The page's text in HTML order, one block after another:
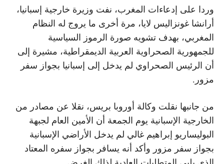
وردا على إدعاءات المغرب، نفت وزيرة خارجية إسبانيا،
أرانشا غونزاليس لايا، مرة أخرى ما يروج له النظام
المغربي، بهدف تشويه صورة الرموز السياسية
للجمهورية الصحراوية العربية الديمقراطية، مشيرة إلى
أن الرئيس الصحراوي لم يدخل إلى إسبانيا بجواز سفر
مزور.
من جانبها نقلت وكالة أوروبا بريس، نقلا عن مصادر من
الخارجية الإسبانية يوم الجمعة أن الأمين العام لجبهة
البوليساريو إبراهيم غالي لم يدخل الأراضي الإسبانية
بجواز سفر مزور وأكد أنه يسافر بجواز سفره المعتاد